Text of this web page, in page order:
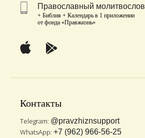
Православный молитвослов
+ Библия + Календарь в 1 приложении
от фонда «Правжизнь»
Контакты
Telegram: @pravzhiznsupport
WhatsApp: +7 (962) 966-56-25